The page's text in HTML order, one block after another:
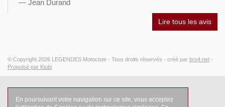
Jean Durand
Lire tous les avis
© Copyright 2026 LEGENDES Motociste - Tous droits réservés - créé par bro4.net -
Propulsé par Kiubi
En poursuivant votre navigation sur ce site, vous acceptez